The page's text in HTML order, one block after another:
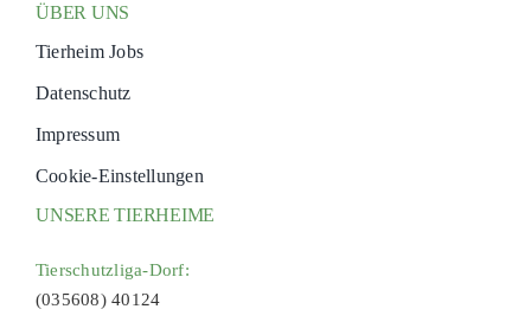
ÜBER UNS
Tierheim Jobs
Datenschutz
Impressum
Cookie-Einstellungen
UNSERE TIERHEIME
Tierschutzliga-Dorf:
(035608) 40124